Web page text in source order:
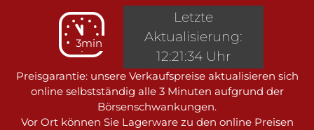
3min
Preisgarantie: unsere Verkaufspreise aktualisieren sich
online selbstständig alle 3 Minuten aufgrund der
Börsenschwankungen.
Vor Ort können Sie Lagerware zu den online Preisen
Letzte
Aktualisierung:
12:21:34 Uhr